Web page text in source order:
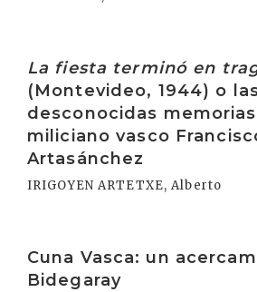
La fiesta terminó en
(Montevideo, 1944) o
desconocidas memorias
miliciano vasco
Artasánchez
IRIGOYEN ARTETXE, Alberto
Cuna Vasca: un
Bidegaray